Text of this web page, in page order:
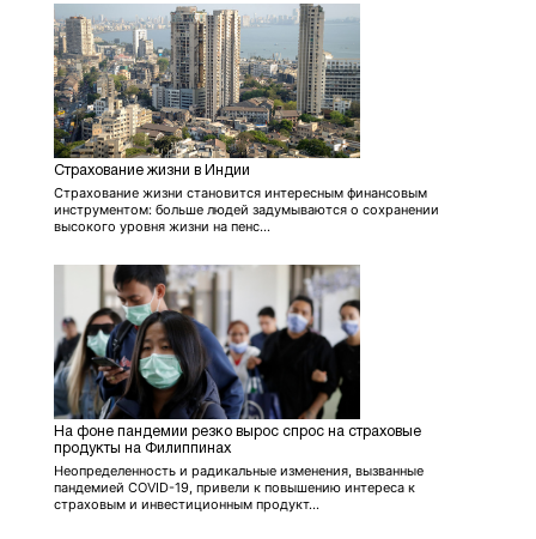
Страхование жизни в Индии
Страхование жизни становится интересным финансовым
инструментом: больше людей задумываются о сохранении
высокого уровня жизни на пенс...
На фоне пандемии резко вырос спрос на страховые
продукты на Филиппинах
Неопределенность и радикальные изменения, вызванные
пандемией COVID-19, привели к повышению интереса к
страховым и инвестиционным продукт...